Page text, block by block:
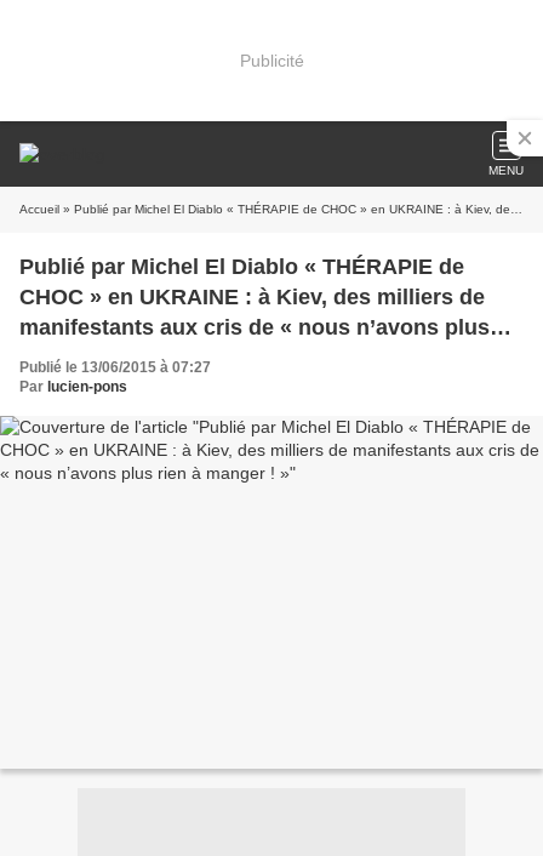
Publicité
MENU
Accueil » Publié par Michel El Diablo « THÉRAPIE de CHOC » en UKRAINE : à Kiev, des milliers de manifestants aux cris de « nous n’avons plus rien à manger ! »
Publié par Michel El Diablo « THÉRAPIE de
CHOC » en UKRAINE : à Kiev, des milliers de
manifestants aux cris de « nous n’avons plus
rien à manger ! »
Publié le 13/06/2015 à 07:27
Par lucien-pons